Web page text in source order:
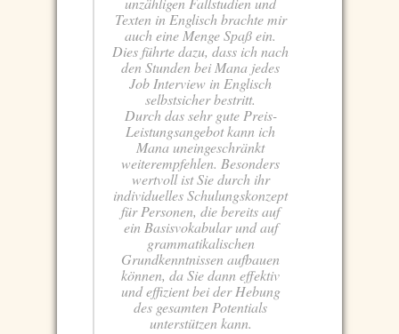
Texten in Englisch brachte mir
auch eine Menge Spaß ein.
Dies führte dazu, dass ich nach
den Stunden bei Mana jedes
Job Interview in Englisch
selbstsicher bestritt.
Durch das sehr gute Preis-
Leistungsangebot kann ich
Mana uneingeschränkt
weiterempfehlen. Besonders
wertvoll ist Sie durch ihr
individuelles Schulungskonzept
für Personen, die bereits auf
ein Basisvokabular und auf
grammatikalischen
Grundkenntnissen aufbauen
können, da Sie dann effektiv
und effizient bei der Hebung
des gesamten Potentials
unterstützen kann.